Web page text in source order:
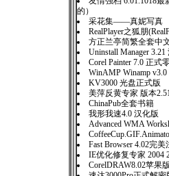
的）
采花集——真妮写真
RealPlayer之狐朋
方正兰亭简繁全套中
Uninstall Manager 3.21
Corel Painter 7.0 正式
WinAMP Winamp v3.0
KV3000 光盘正式版
美萍反黄专家 版本
ChinaPub全套书籍
我形我速4.0 汉化版
Advanced WMA
Fast Browser 4.02完
IE优化修复专家 2004
CorelDRAW8.02苹果版